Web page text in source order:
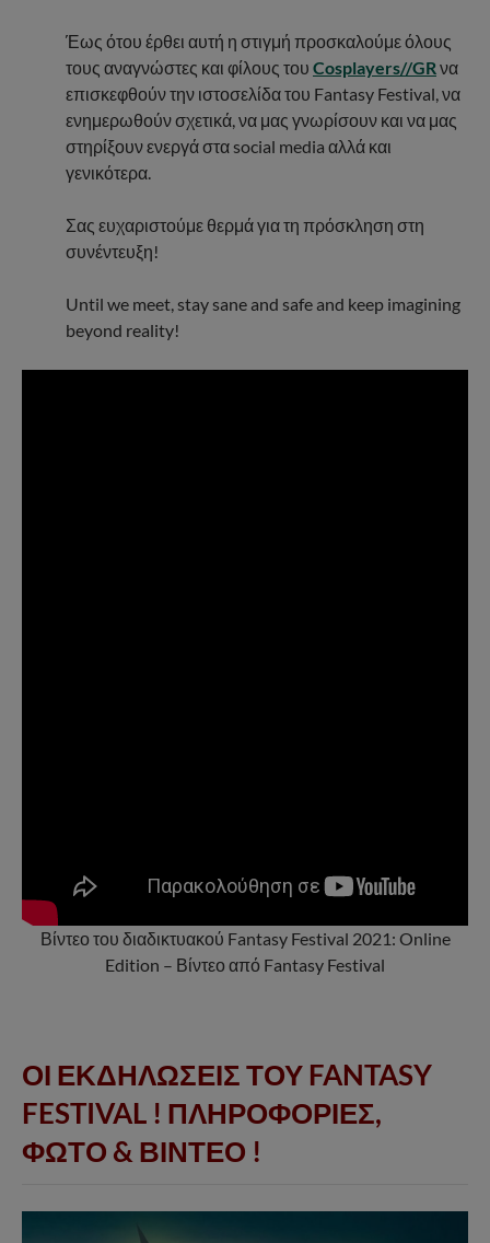
Έως ότου έρθει αυτή η στιγμή προσκαλούμε όλους
τους αναγνώστες και φίλους του Cosplayers//GRνα
επισκεφθούν την ιστοσελίδα του Fantasy Festival, να
ενημερωθούν σχετικά, να μας γνωρίσουν και να μας
στηρίξουν ενεργά στα social media αλλά και
γενικότερα.
Σας ευχαριστούμε θερμά για τη πρόσκληση στη
συνέντευξη!
Until we meet, stay sane and safe and keep imagining
beyond reality!
Βίντεο του διαδικτυακού Fantasy Festival 2021: Online
Edition – Βίντεο από Fantasy Festival
ΟΙ ΕΚΔΗΛΩΣΕΙΣ ΤΟΥ FANTASY
FESTIVAL ! ΠΛΗΡΟΦΟΡΙΕΣ,
ΦΩΤΟ & ΒΙΝΤΕΟ !